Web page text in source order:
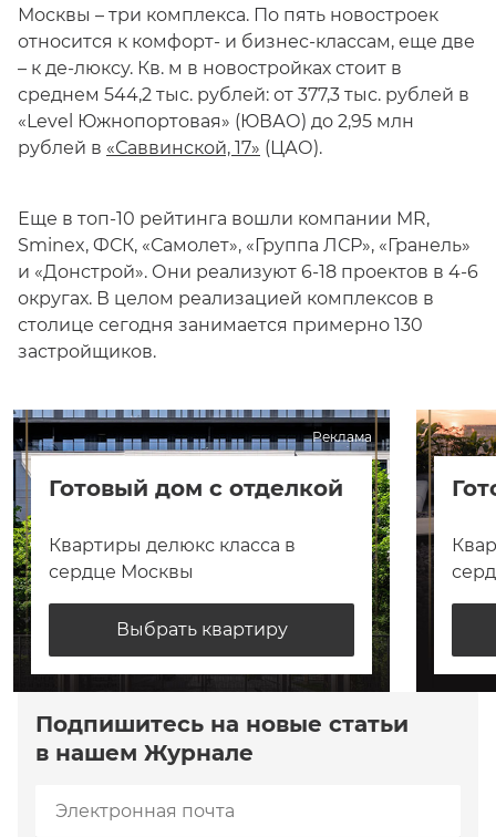
Москвы – три комплекса. По пять новостроек
относится к комфорт- и бизнес-классам, еще две
– к де-люксу. Кв. м в новостройках стоит в
среднем 544,2 тыс. рублей: от 377,3 тыс. рублей в
«Level Южнопортовая» (ЮВАО) до 2,95 млн
рублей в «Саввинской, 17» (ЦАО).
Еще в топ-10 рейтинга вошли компании MR,
Sminex, ФСК, «Самолет», «Группа ЛСР», «Гранель»
и «Донстрой». Они реализуют 6-18 проектов в 4-6
округах. В целом реализацией комплексов в
столице сегодня занимается примерно 130
застройщиков.
Реклама
Готовый дом с отделкой
Квартиры делюкс класса в
сердце Москвы
Выбрать квартиру
Подпишитесь на новые статьи
в нашем Журнале